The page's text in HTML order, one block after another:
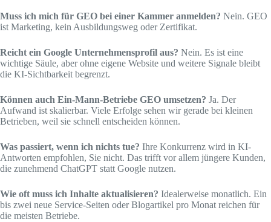
Muss ich mich für GEO bei einer Kammer anmelden? Nein. GEO
ist Marketing, kein Ausbildungsweg oder Zertifikat.
Reicht ein Google Unternehmensprofil aus? Nein. Es ist eine
wichtige Säule, aber ohne eigene Website und weitere Signale bleibt
die KI-Sichtbarkeit begrenzt.
Können auch Ein-Mann-Betriebe GEO umsetzen? Ja. Der
Aufwand ist skalierbar. Viele Erfolge sehen wir gerade bei kleinen
Betrieben, weil sie schnell entscheiden können.
Was passiert, wenn ich nichts tue? Ihre Konkurrenz wird in KI-
Antworten empfohlen, Sie nicht. Das trifft vor allem jüngere Kunden,
die zunehmend ChatGPT statt Google nutzen.
Wie oft muss ich Inhalte aktualisieren? Idealerweise monatlich. Ein
bis zwei neue Service-Seiten oder Blogartikel pro Monat reichen für
die meisten Betriebe.